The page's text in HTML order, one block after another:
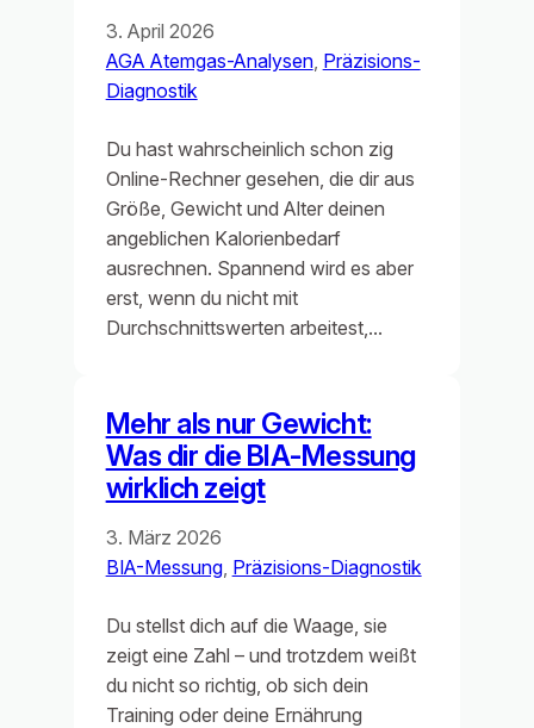
3. April 2026
AGA Atemgas-Analysen, Präzisions-
Diagnostik
Du hast wahrscheinlich schon zig
Online‑Rechner gesehen, die dir aus
Größe, Gewicht und Alter deinen
angeblichen Kalorienbedarf
ausrechnen. Spannend wird es aber
erst, wenn du nicht mit
Durchschnittswerten arbeitest,…
Mehr als nur Gewicht:
Was dir die BIA‑Messung
wirklich zeigt
3. März 2026
BIA-Messung, Präzisions-Diagnostik
Du stellst dich auf die Waage, sie
zeigt eine Zahl – und trotzdem weißt
du nicht so richtig, ob sich dein
Training oder deine Ernährung